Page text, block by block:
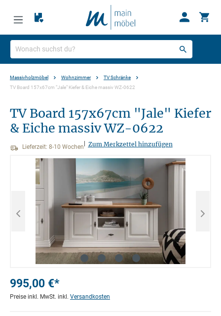
Massivholzmöbel Wohnzimmer
TV Schränke
TV Board 157x67cm "Jale" Kiefer & Eiche massiv WZ-0622
TV Board 157x67cm "Jale" Kiefer
& Eiche massiv WZ-0622
Lieferzeit: 8-10 Wochen Zum Merkzettel hinzufügen
Bildergalerie überspringen
995,00 €*
Preise inkl. MwSt. inkl. Versandkosten